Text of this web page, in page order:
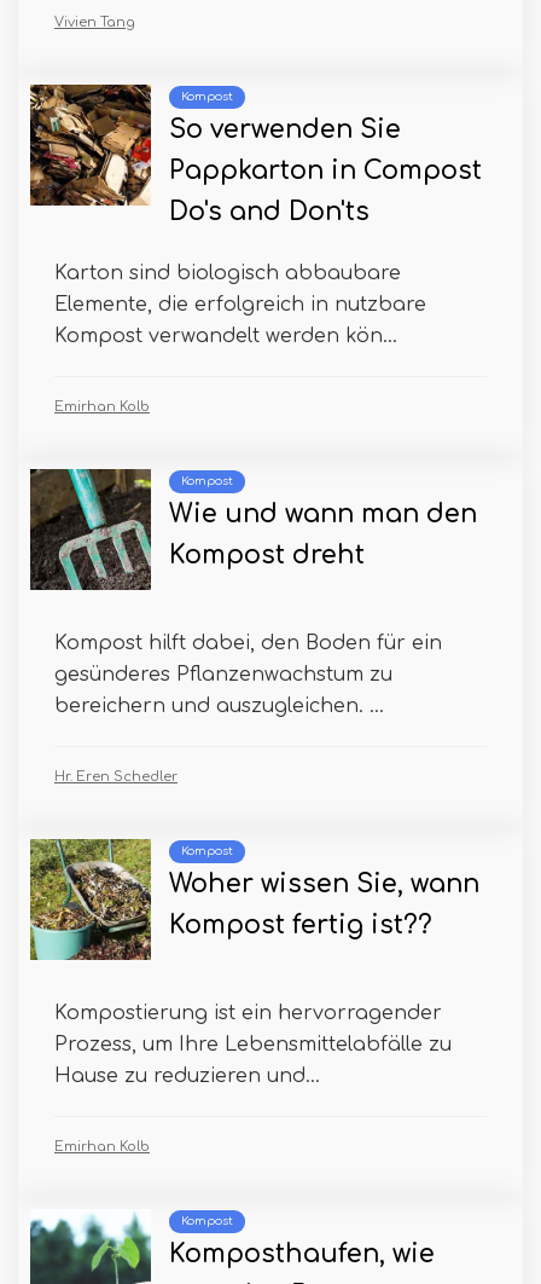
Vivien Tang
Kompost
So verwenden Sie
Pappkarton in Compost
Do's and Don'ts
Karton sind biologisch abbaubare
Elemente, die erfolgreich in nutzbare
Kompost verwandelt werden kön...
Emirhan Kolb
Kompost
Wie und wann man den
Kompost dreht
Kompost hilft dabei, den Boden für ein
gesünderes Pflanzenwachstum zu
bereichern und auszugleichen. ...
Hr. Eren Schedler
Kompost
Woher wissen Sie, wann
Kompost fertig ist??
Kompostierung ist ein hervorragender
Prozess, um Ihre Lebensmittelabfälle zu
Hause zu reduzieren und...
Emirhan Kolb
Kompost
Komposthaufen, wie